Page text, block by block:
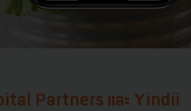
Partners และ Yindii